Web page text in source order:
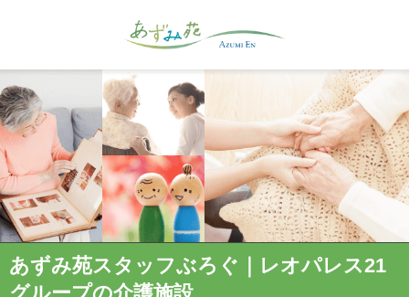
あずみ苑スタッフぶろぐ｜レオパレス21